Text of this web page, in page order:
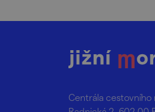
Centrála cestovního